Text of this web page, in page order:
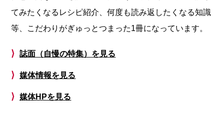
てみたくなるレシピ紹介、何度も読み返したくなる知識
等、こだわりがぎゅっとつまった1冊になっています。
⟩ 誌面（自慢の特集）を見る
⟩ 媒体情報を見る
⟩ 媒体HPを見る